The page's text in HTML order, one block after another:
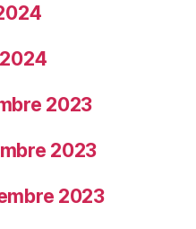
2023
2023
2023